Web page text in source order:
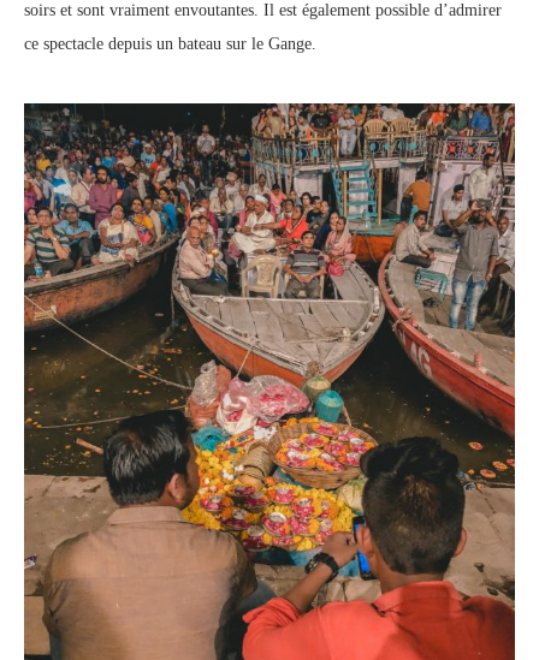
soirs et sont vraiment envoutantes. Il est également possible d’admirer
ce spectacle depuis un bateau sur le Gange.